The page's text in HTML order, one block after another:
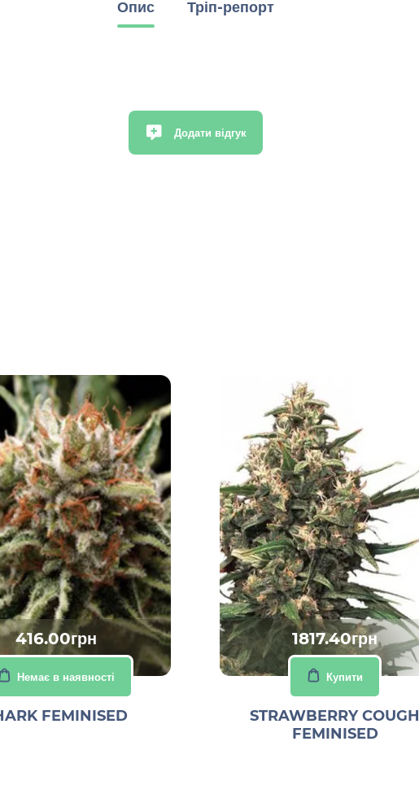
Опис Тріп-репорт
Додати відгук
416.00грн
Немає в наявності
FEMINISED
1817.40грн
Купити
STRAWBERRY COUGH
FEMINISED